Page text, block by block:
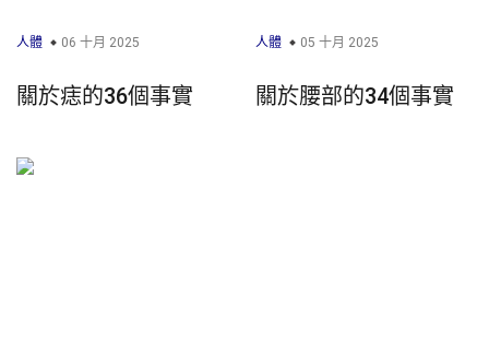
人體 06 十月 2025
關於痣的36個事實
人體 05 十月 2025
關於腰部的34個事實